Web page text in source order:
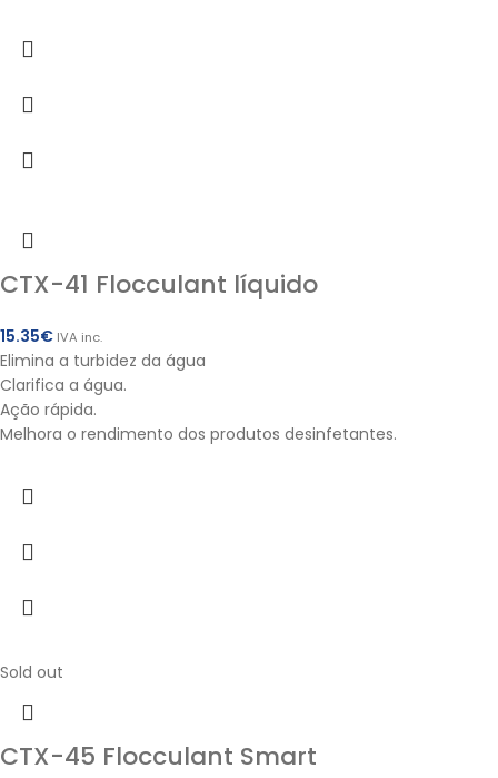
CTX-41 Flocculant líquido
15.35€ IVA inc.
Elimina a turbidez da água
Clarifica a água.
Ação rápida.
Melhora o rendimento dos produtos desinfetantes.
Sold out
CTX-45 Flocculant Smart